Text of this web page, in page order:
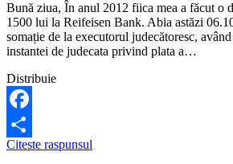
Bună ziua, În anul 2012 fiica mea a făcut o
1500 lui la Reifeisen Bank. Abia astăzi
somație de la executorul judecătoresc,
instantei de judecata privind plata a…
Distribuie
Facebook
Share
Citeste raspunsul